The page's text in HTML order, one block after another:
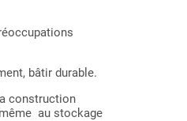
bâtir durable.
construction
au stockage